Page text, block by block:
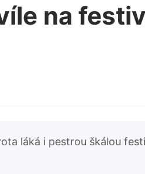
na
láká i pestrou škálou